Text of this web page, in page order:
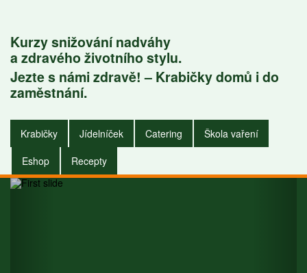
Kurzy snižování nadváhy
a zdravého životního stylu.
Jezte s námi zdravě! – Krabičky domů i do
zaměstnání.
Krabičky Jídelníček Catering
Škola vaření
Eshop
Recepty
Krabičky do
zaměstnání i do
domu.